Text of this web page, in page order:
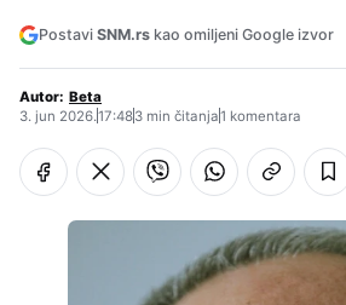
Postavi SNM.rs kao omiljeni Google izvor
Autor: Beta
3. jun 2026.17:483 min čitanja1 komentara